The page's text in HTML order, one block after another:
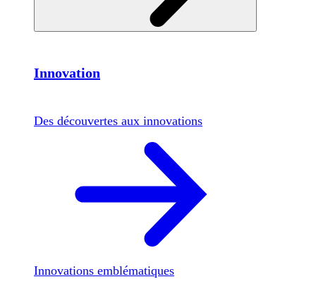
Innovation
Des découvertes aux innovations
Innovations emblématiques